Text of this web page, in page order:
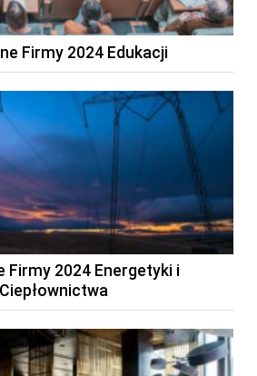
Firmy 2024 Edukacji
Firmy 2024 Energetyki i
Ciepłownictwa